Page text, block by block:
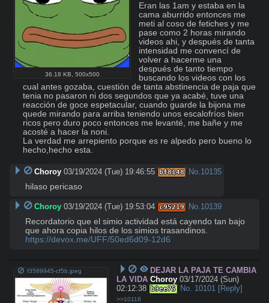
36.18 KB 500x500
Eran las 1am y estaba en la
cama aburrido entonces me
meti al coso de fetiches y me
pase como 2 horas mirando
videos ahi, y después de tanta
intensidad me convencí de
volver a hacerme una
después de tanto tiempo
buscando los videos con los
cual antes gozaba, cuestión de tanta abstinencia de paja que
tenia no pasaron ni dos segundos que ya acabé, tuve una
reacción de goce espetacular, cuando guarde la bijona me
quede mirando para arriba teniendo unos escalofríos bien
ricos pero duro poco entonces me levanté, me bañe y me
acosté a hacer la noni.
La verdad me arrepiento porque es re alpedo pero bueno lo
hecho,hecho esta.
Choroy 03/19/2024 (Tue) 19:46:55 bf8148 No. 10135
hilaso pericaso
Choroy 03/19/2024 (Tue) 19:53:04 c95219 No. 10139
Recordatorio que el simio actividad está cayendo tan bajo
https://devox.me/UFF/50ed6d09-12d6
f3589945-cf5b.jpeg
DEJAR LA PAJA TE CAMBIA
LA VIDA Choroy 03/17/2024 (Sun)
02:12:38
b9ee75 No. 10101 [Reply]
>>10118